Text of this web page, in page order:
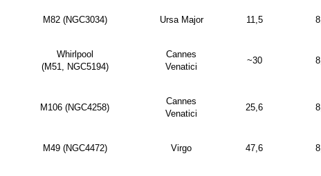
M82 (NGC3034) Ursa Major 11,5
Whirlpool
(M51, NGC5194)
Cannes
Venatici
~30
M106 (NGC4258)
Cannes
Venatici
25,6
M49 (NGC4472) Virgo 47,6